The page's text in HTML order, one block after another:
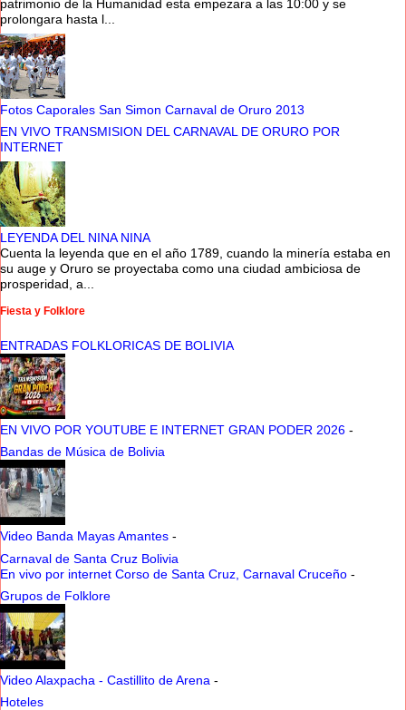
patrimonio de la Humanidad esta empezara a las 10:00 y se
prolongara hasta l...
Fotos Caporales San Simon Carnaval de Oruro 2013
EN VIVO TRANSMISION DEL CARNAVAL DE ORURO POR
INTERNET
LEYENDA DEL NINA NINA
Cuenta la leyenda que en el año 1789, cuando la minería estaba en
su auge y Oruro se proyectaba como una ciudad ambiciosa de
prosperidad, a...
Fiesta y Folklore
ENTRADAS FOLKLORICAS DE BOLIVIA
EN VIVO POR YOUTUBE E INTERNET GRAN PODER 2026 -
Bandas de Música de Bolivia
Video Banda Mayas Amantes -
Carnaval de Santa Cruz Bolivia
En vivo por internet Corso de Santa Cruz, Carnaval Cruceño -
Grupos de Folklore
Video Alaxpacha - Castillito de Arena -
Hoteles